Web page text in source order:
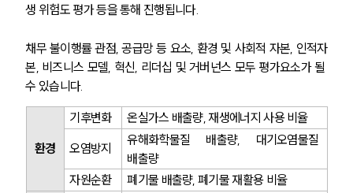
생 위험도 평가 등을 통해 진행됩니다.
채무 불이행률 관점, 공급망 등 요소, 환경 및 사회적 자본, 인적자
본, 비즈니스 모델, 혁신, 리더십 및 거버넌스 모두 평가요소가 될
수 있습니다.
환경
기후변화
온실가스 배출량, 재생에너지 사용 비율
오염방지
유해화학물질 배출량, 대기오염물질
배출량
자원순환
폐기물 배출량, 폐기물 재활용 비율